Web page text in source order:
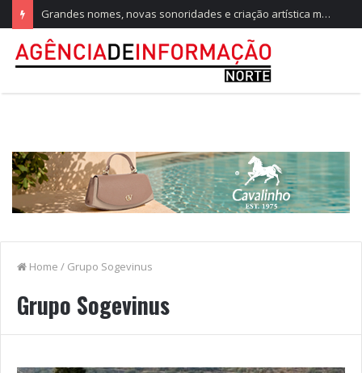
Grandes nomes, novas sonoridades e criação artística marcam a nova temporada do CTAL
Home / Grupo Sogevinus
Grupo Sogevinus